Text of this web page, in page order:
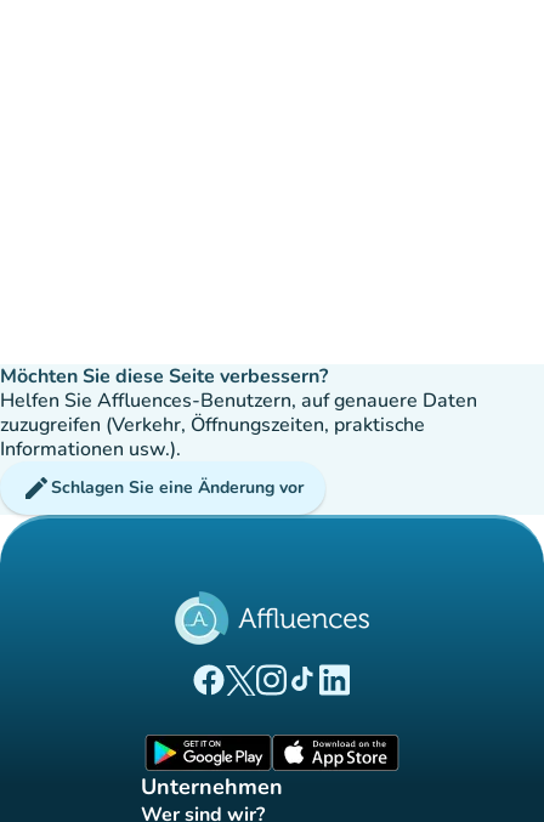
Möchten Sie diese Seite verbessern?
Helfen Sie Affluences-Benutzern, auf genauere Daten
zuzugreifen (Verkehr, Öffnungszeiten, praktische
Informationen usw.).
editSchlagen Sie eine Änderung vor
(new tab)
(new tab)
(new tab)(new tab)
(new tab)
Unternehmen
Wer sind wir?